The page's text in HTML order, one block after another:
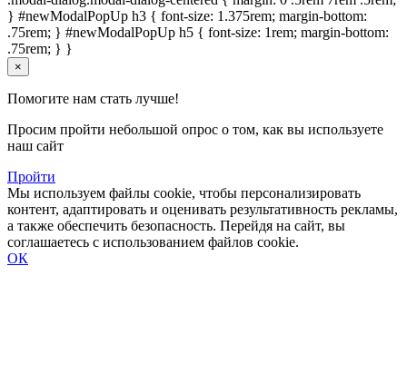
} #newModalPopUp h3 { font-size: 1.375rem; margin-bottom:
.75rem; } #newModalPopUp h5 { font-size: 1rem; margin-bottom:
.75rem; } }
×
Помогите нам стать лучше!
Просим пройти небольшой опрос о том, как вы используете
наш сайт
Пройти
Мы используем файлы cookie, чтобы персонализировать
контент, адаптировать и оценивать результативность рекламы,
а также обеспечить безопасность. Перейдя на сайт, вы
соглашаетесь с использованием файлов cookie.
ОК